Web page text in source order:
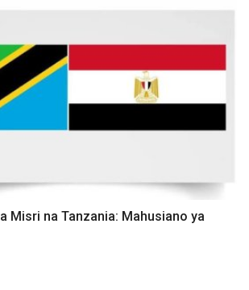
Misri na Tanzania: Mahusiano ya